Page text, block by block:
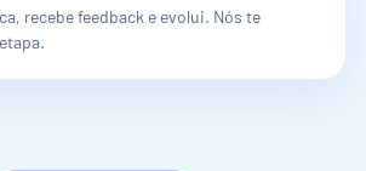
recebe feedback e evolui. Nós te